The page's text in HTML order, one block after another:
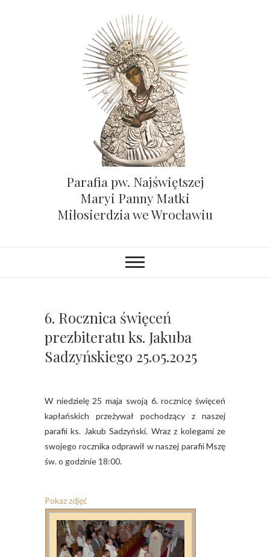
Parafia pw. Najświętszej
Maryi Panny Matki
Miłosierdzia we Wrocławiu
6. Rocznica święceń
prezbiteratu ks. Jakuba
Sadzyńskiego 25.05.2025
W niedzielę 25 maja swoją 6. rocznicę święceń
kapłańskich przeżywał pochodzący z naszej
parafii ks. Jakub Sadzyński. Wraz z kolegami ze
swojego rocznika odprawił w naszej parafii Mszę
św. o godzinie 18:00.
Pokaz zdjęć